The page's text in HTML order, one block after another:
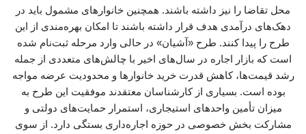
محل تقاضا را نیز داشته باشند. همچنین خانوارهای مشمول باید در
دهک‌های درآمدی هدف قرار داشته باشند تا امکان بهره‌مندی از این
طرح را پیدا کنند. طرح «آشیان» در حالی وارد مرحله ثبت‌نام شده
است که بازار اجاره در سال‌های اخیر با چالش‌های متعددی از جمله
رشد قیمت‌ها، کاهش قدرت خرید خانوارها و محدودیت عرضه مواجه
بوده است. بسیاری از کارشناسان معتقدند موفقیت این طرح به
میزان تأمین واحدهای استیجاری، استمرار حمایت‌های دولتی و
مشارکت بخش خصوصی در حوزه اجاره‌داری بستگی دارد. از سوی